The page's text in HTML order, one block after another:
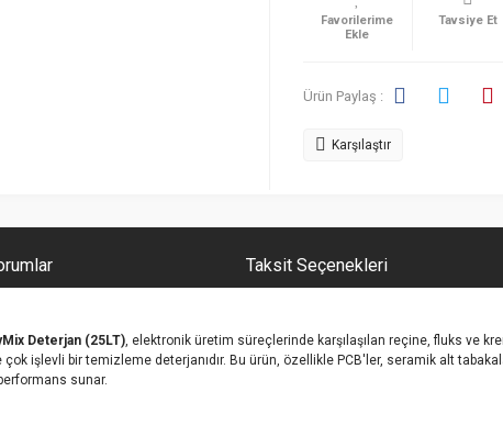
Tavsiye Et
Ürün Paylaş :
Karşılaştır
Taksit Seçenekleri
Deterjan (25LT), elektronik üretim süreçlerinde karşılaşılan reçine, fluks ve
işlevli bir temizleme deterjanıdır. Bu ürün, özellikle PCB'ler, seramik alt
sunar.